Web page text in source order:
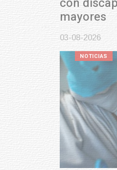
mayores
NOTICIAS